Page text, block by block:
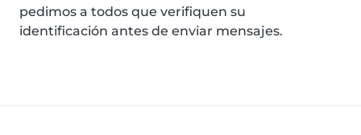
pedimos a todos que verifiquen su
identificación antes de enviar mensajes.